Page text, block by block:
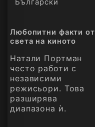
Български
Любопитни факти от
света на киното
Натали Портман
често работи с
независими
режисьори. Това
разширява
диапазона ѝ.